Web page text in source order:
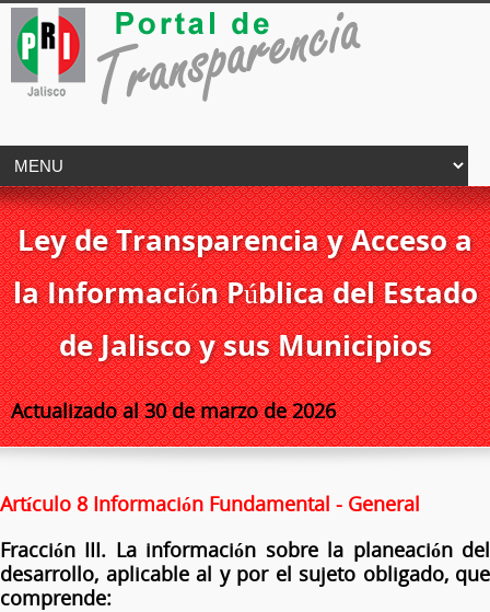
Ley de Transparencia y Acceso a
la Información Pública del Estado
de Jalisco y sus Municipios
Actualizado al 30 de marzo de 2026
Artículo 8 Información Fundamental - General
Fracción III. La información sobre la planeación del
desarrollo, aplicable al y por el sujeto obligado, que
comprende: